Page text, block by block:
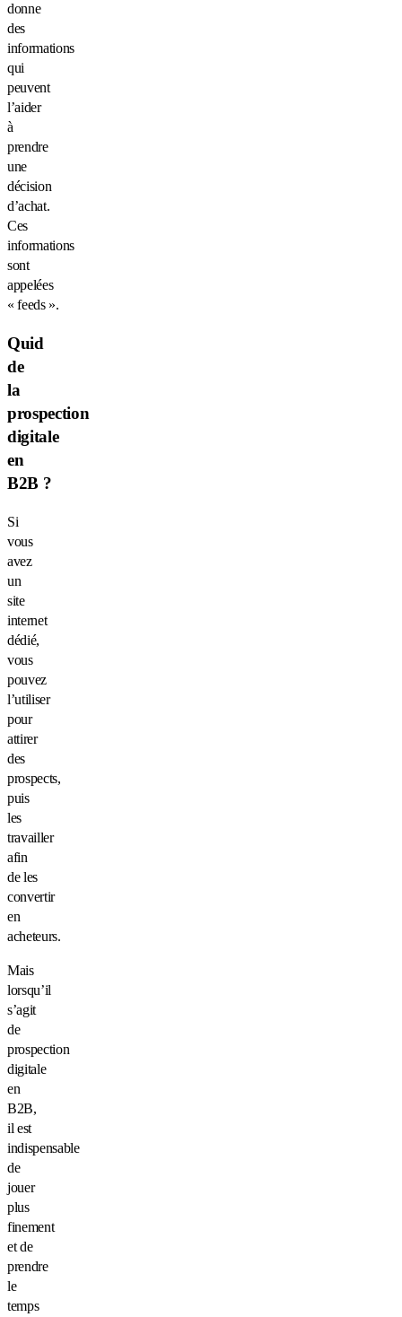
donne
des
informations
qui
peuvent
l’aider
à
prendre
une
décision
d’achat.
Ces
informations
sont
appelées
« feeds ».
Quid
de
la
prospection
digitale
en
B2B ?
Si
vous
avez
un
site
internet
dédié,
vous
pouvez
l’utiliser
pour
attirer
des
prospects,
puis
les
travailler
afin
de les
convertir
en
acheteurs.
Mais
lorsqu’il
s’agit
de
prospection
digitale
en
B2B,
il est
indispensable
de
jouer
plus
finement
et de
prendre
le
temps